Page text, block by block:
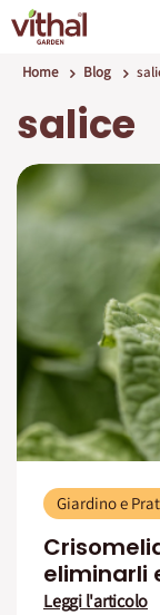
Home Blog
salice
Giardino e
eliminarli
Leggi l'articolo